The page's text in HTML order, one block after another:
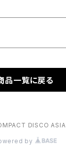
品一覧に戻る
DISCO ASIA
by